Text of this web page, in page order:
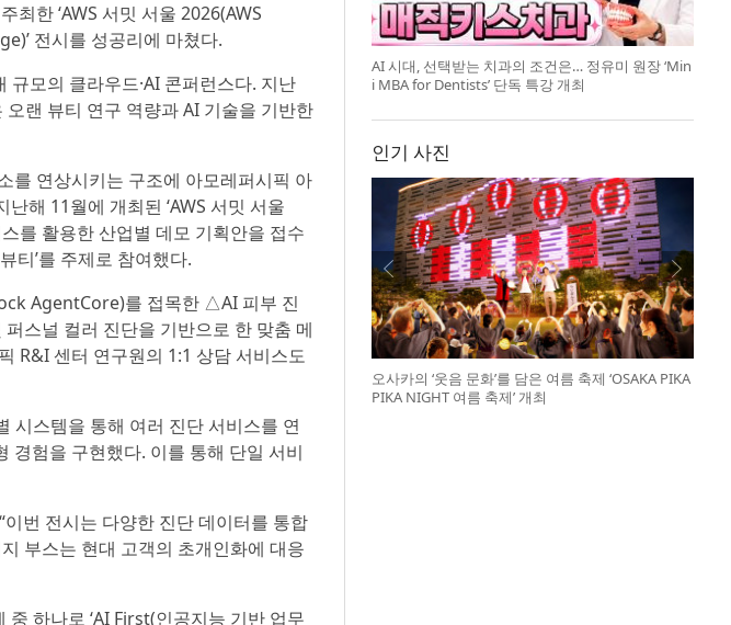
한 ‘AWS 서밋 서울 2026(AWS
전시를 성공리에 마쳤다.
모의 클라우드·AI 콘퍼런스다. 지난
랜 뷰티 연구 역량과 AI 기술을 기반한
를 연상시키는 구조에 아모레퍼시픽 아
해 11월에 개최된 ‘AWS 서밋 서울
를 활용한 산업별 데모 기획안을 접수
티’를 주제로 참여했다.
AgentCore)를 접목한 △AI 피부 진
스널 컬러 진단을 기반으로 한 맞춤 메
R&I 센터 연구원의 1:1 상담 서비스도
시스템을 통해 여러 진단 서비스를 연
경험을 구현했다. 이를 통해 단일 서비
번 전시는 다양한 진단 데이터를 통합
부스는 현대 고객의 초개인화에 대응
하나로 ‘AI First(인공지능 기반 업무
AI 시대, 선택받는 치과의 조건은… 정유미 원장 ‘Min
i MBA for Dentists’ 단독 특강 개최
인기 사진
오사카의 ‘웃음 문화’를 담은 여름 축제 ‘OSAKA PIKA
PIKA NIGHT 여름 축제’ 개최